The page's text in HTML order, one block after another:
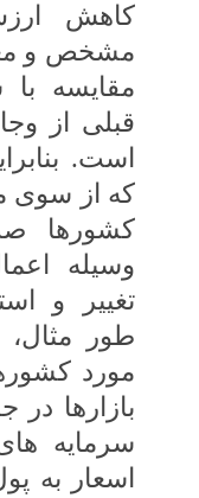
کاهش
مشخص و
مقایسه با
قبلی از
است.
که از سوی‏
کشورها
وسیله
تغییر و
طور مثال،
مورد
بازارها
سرمایه
اسعار به